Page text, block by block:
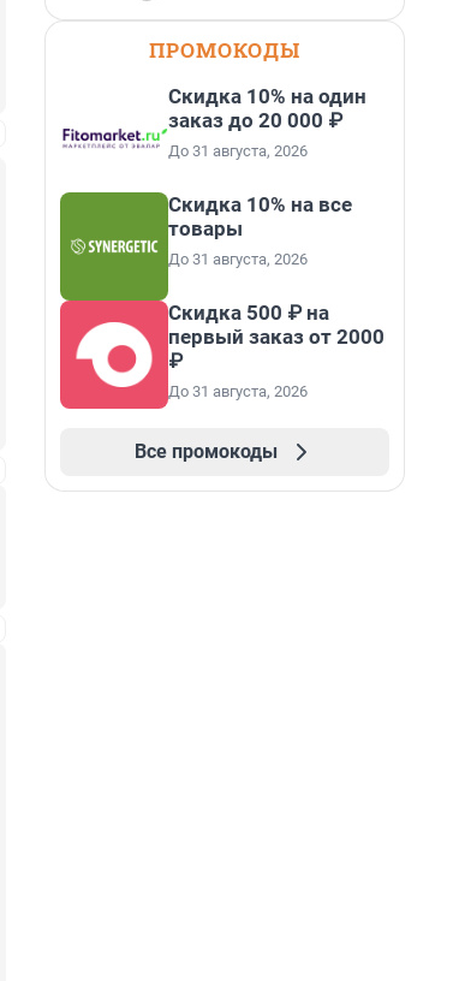
ПРОМОКОДЫ
Скидка 10% на один
заказ до 20 000 ₽
До 31 августа, 2026
Скидка 10% на все
товары
До 31 августа, 2026
Скидка 500 ₽ на
первый заказ от 2000
₽
До 31 августа, 2026
Все промокоды